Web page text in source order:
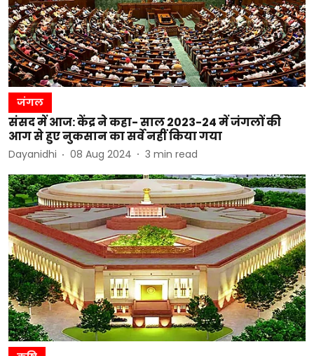
जंगल
संसद में आज: केंद्र ने कहा- साल 2023-24 में जंगलों की
आग से हुए नुकसान का सर्वे नहीं किया गया
Dayanidhi 08 Aug 2024 3 min read